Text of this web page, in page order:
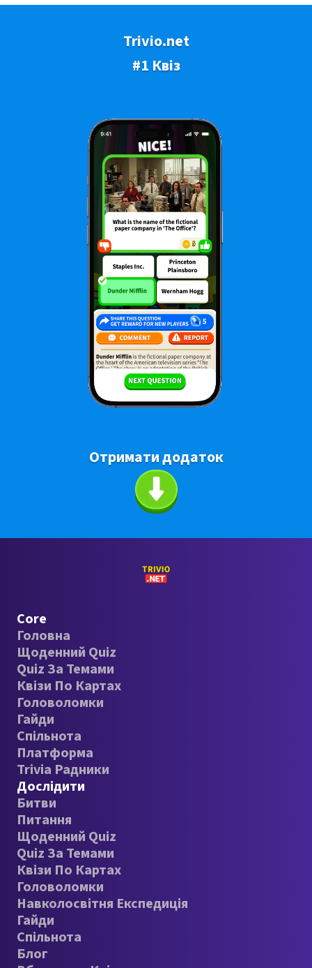
Trivio.net
#1 Квіз
Отримати додаток
Core
Головна
Щоденний Quiz
Quiz За Темами
Квізи По Картах
Головоломки
Гайди
Спільнота
Платформа
Trivia Радники
Дослідити
Битви
Питання
Щоденний Quiz
Quiz За Темами
Квізи По Картах
Головоломки
Навколосвітня Експедиція
Гайди
Спільнота
Блог